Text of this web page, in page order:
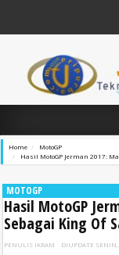
Home
MotoGP
Hasil MotoGP Jerman 2017:
MOTOGP
Hasil MotoGP
Sebagai King Of
PENULIS IKRAM DIUPDATE